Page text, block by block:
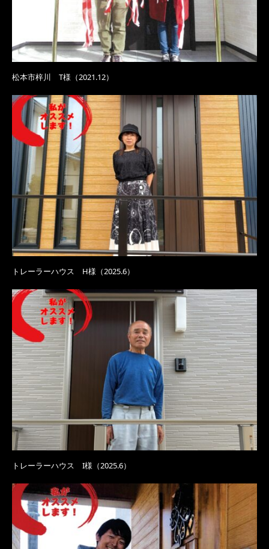
松本市梓川 T様（2021.12）
トレーラーハウス H様（2025.6）
トレーラーハウス I様（2025.6）